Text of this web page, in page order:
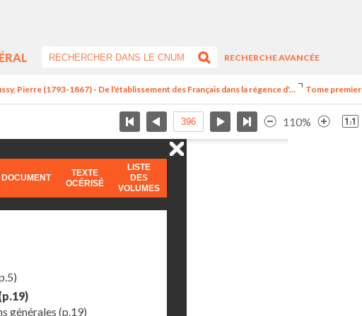
RECHERCHE AVANCÉE
Pierre (1793-1867) - De l'établissement des Français dans la régence d'... Tome premier
110%
TEXTE
OCÉRISÉ
LISTE
DES
VOLUMES
générales (p.19)